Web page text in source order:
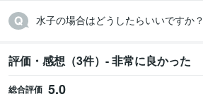
水子の場合はどうしたらいいですか？
評価・感想（3件）- 非常に良かった
総合評価 5.0